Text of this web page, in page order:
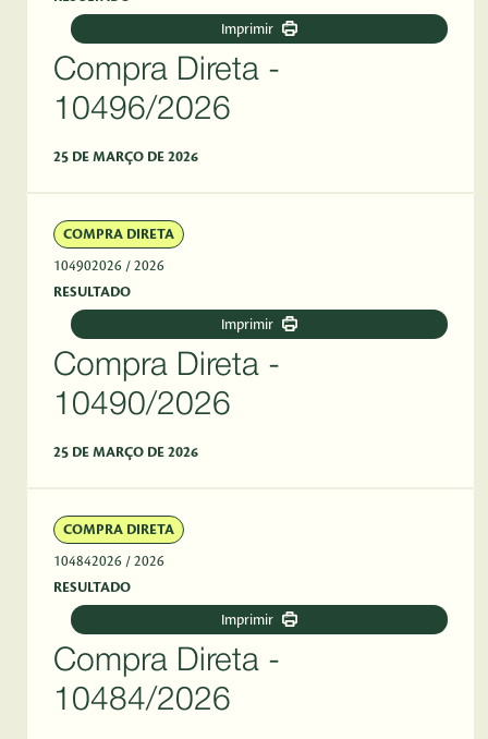
Imprimir
Compra Direta -
10496/2026
25 DE MARÇO DE 2026
COMPRA DIRETA
104902026 / 2026
RESULTADO
Imprimir
Compra Direta -
10490/2026
25 DE MARÇO DE 2026
COMPRA DIRETA
104842026 / 2026
RESULTADO
Imprimir
Compra Direta -
10484/2026